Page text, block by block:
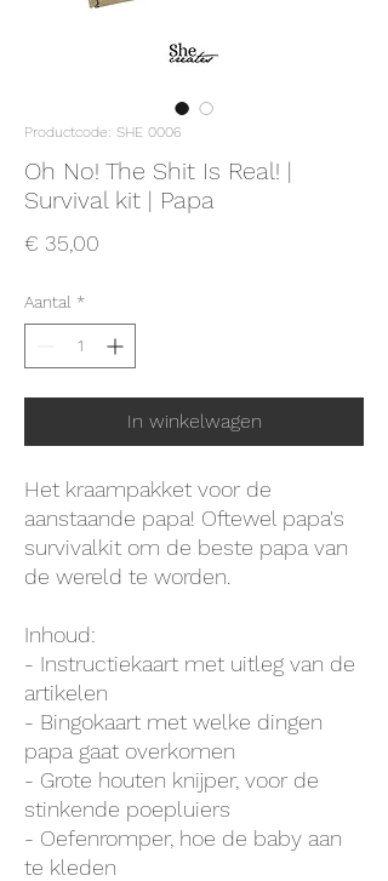
Productcode: SHE 0006
Oh No! The Shit Is Real! |
Survival kit | Papa
€ 35,00
Aantal *
In winkelwagen
Het kraampakket voor de
aanstaande papa! Oftewel papa's
survivalkit om de beste papa van
de wereld te worden.
Inhoud:
- Instructiekaart met uitleg van de
artikelen
- Bingokaart met welke dingen
papa gaat overkomen
- Grote houten knijper, voor de
stinkende poepluiers
- Oefenromper, hoe de baby aan
te kleden